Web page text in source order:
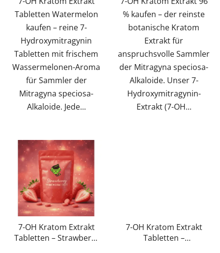
Tabletten Watermelon
kaufen – reine 7-
Hydroxymitragynin
Tabletten mit frischem
Wassermelonen-Aroma
für Sammler der
Mitragyna speciosa-
Alkaloide. Jede...
% kaufen – der reinste
botanische Kratom
Extrakt für
anspruchsvolle Sammler
der Mitragyna speciosa-
Alkaloide. Unser 7-
Hydroxymitragynin-
Extrakt (7-OH...
7-OH Kratom Extrakt
Tabletten – Strawberry
7-OH Kratom Extrakt
Tabletten –